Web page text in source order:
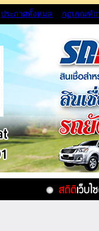
ประกาศทั้งหมด กฏเกณฑ์ก